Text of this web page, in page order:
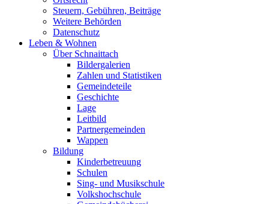
Steuern, Gebühren, Beiträge
Weitere Behörden
Datenschutz
Leben & Wohnen
Über Schnaittach
Bildergalerien
Zahlen und Statistiken
Gemeindeteile
Geschichte
Lage
Leitbild
Partnergemeinden
Wappen
Bildung
Kinderbetreuung
Schulen
Sing- und Musikschule
Volkshochschule